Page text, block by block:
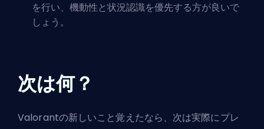
を行い、機動性と状況認識を優先する方が良いで
しょう。
次は何？
Valorantの新しいこと覚えたなら、次は実際にプレ